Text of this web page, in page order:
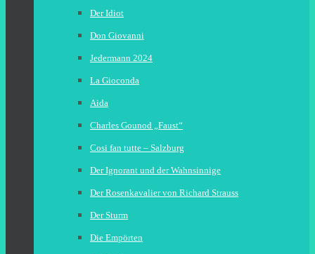
Der Idiot
Don Giovanni
Jedermann 2024
La Gioconda
Aida
Charles Gounod „Faust“
Cosi fan tutte – Salzburg
Der Ignorant und der Wahnsinnige
Der Rosenkavalier von Richard Strauss
Der Sturm
Die Empörten